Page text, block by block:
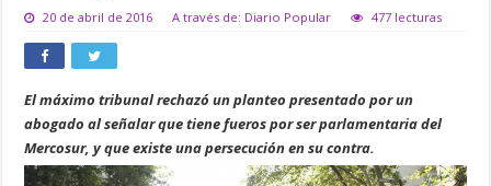
20 de abril de 2016 A través de: Diario Popular 477 lecturas
El máximo tribunal rechazó un planteo presentado por un
abogado al señalar que tiene fueros por ser parlamentaria del
Mercosur, y que existe una persecución en su contra.